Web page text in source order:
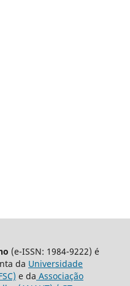
(e-ISSN: 1984-9222) é
da Universidade
e da Associação